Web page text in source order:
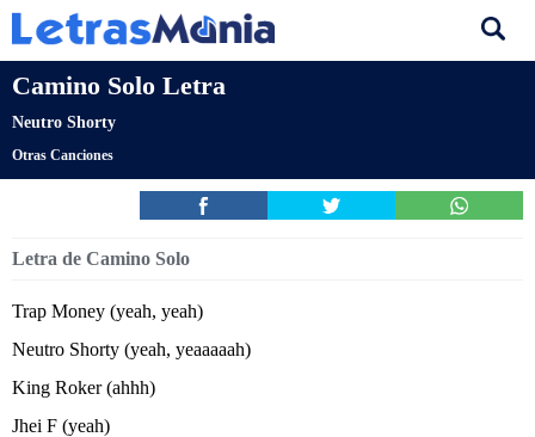
Camino Solo Letra
Neutro Shorty
Otras Canciones
Letra de Camino Solo
Trap Money (yeah, yeah)
Neutro Shorty (yeah, yeaaaaah)
King Roker (ahhh)
Jhei F (yeah)